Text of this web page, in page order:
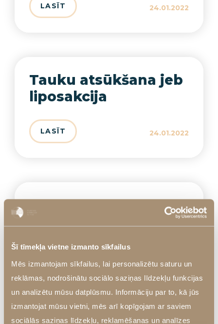
Šī tīmekļa vietne izmanto sīkfailus
Mēs izmantojam sīkfailus, lai personalizētu saturu un
reklāmas, nodrošinātu sociālo saziņas līdzekļu funkcijas
un analizētu mūsu datplūsmu. Informāciju par to, kā jūs
izmantojat mūsu vietni, mēs arī kopīgojam ar saviem
sociālās saziņas līdzekļu, reklamēšanas un analīzes
24.01.2022
LASĪT
Tauku atsūkšana jeb
liposakcija
24.01.2022
LASĪT
Sēžas skulpturēšana
Kāju formas